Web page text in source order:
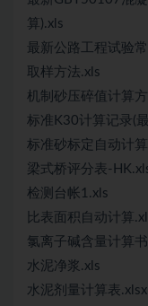
算).xls
最新公路工程试验
取样方法.xls
机制砂压碎值计算
标准K30计算记录(
标准砂标定自动计
梁式桥评分表-
检测台帐1.xls
比表面积自动计算
氯离子碱含量计算
水泥净浆.xls
水泥剂量计算表.xlsx